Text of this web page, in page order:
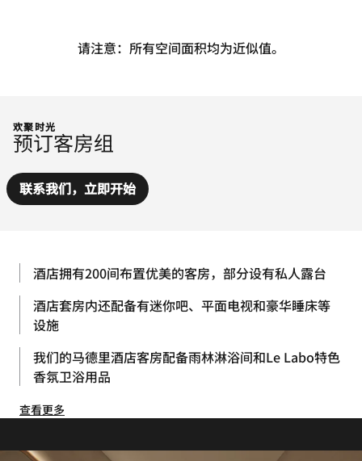
请注意：所有空间面积均为近似值。
欢聚时光
预订客房组
联系我们，立即开始
酒店拥有200间布置优美的客房，部分设有私人露台
酒店套房内还配备有迷你吧、平面电视和豪华睡床等
设施
我们的马德里酒店客房配备雨林淋浴间和Le Labo特色
香氛卫浴用品
查看更多